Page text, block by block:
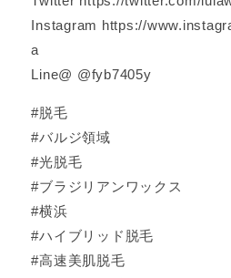
Instagram https://
a
Line@ @fyb7405y
#脱毛
#バルジ領域
#光脱毛
#ブラジリアンワックス
#横浜
#ハイブリッド脱毛
#高速美肌脱毛